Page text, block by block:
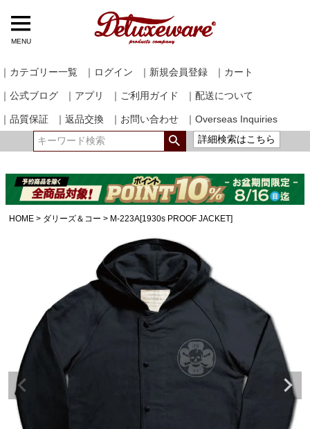
MENU
｜カテゴリー一覧 ｜ログイン ｜新規会員登録 ｜カート
｜公式ブログ ｜アプリ ｜ご利用ガイド ｜配送について
｜品質保証 ｜返品交換 ｜お問い合わせ
｜Overseas Inquiries
詳細検索はこちら
HOME ダリーズ＆コー M-223A[1930s PROOF JACKET]